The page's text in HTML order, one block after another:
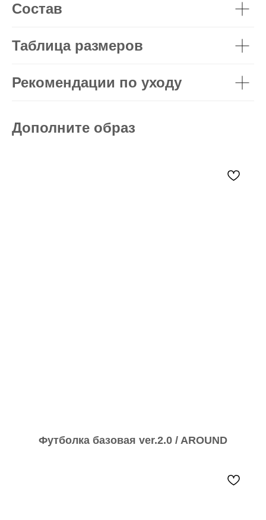
Состав
Таблица размеров
Рекомендации по уходу
Дополните образ
Футболка базовая ver.2.0 / AROUND